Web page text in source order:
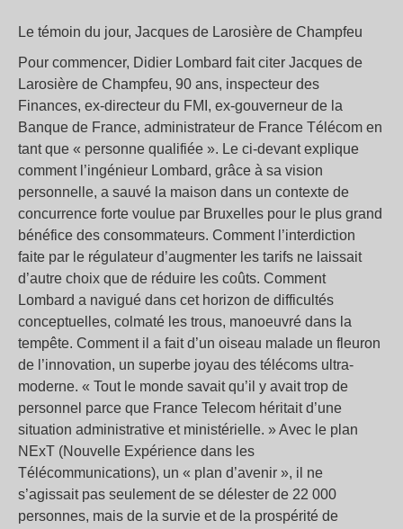
Le témoin du jour, Jacques de Larosière de Champfeu
Pour commencer, Didier Lombard fait citer Jacques de
Larosière de Champfeu, 90 ans, inspecteur des
Finances, ex-directeur du FMI, ex-gouverneur de la
Banque de France, administrateur de France Télécom en
tant que « personne qualifiée ». Le ci-devant explique
comment l’ingénieur Lombard, grâce à sa vision
personnelle, a sauvé la maison dans un contexte de
concurrence forte voulue par Bruxelles pour le plus grand
bénéfice des consommateurs. Comment l’interdiction
faite par le régulateur d’augmenter les tarifs ne laissait
d’autre choix que de réduire les coûts. Comment
Lombard a navigué dans cet horizon de difficultés
conceptuelles, colmaté les trous, manoeuvré dans la
tempête. Comment il a fait d’un oiseau malade un fleuron
de l’innovation, un superbe joyau des télécoms ultra-
moderne. « Tout le monde savait qu’il y avait trop de
personnel parce que France Telecom héritait d’une
situation administrative et ministérielle. » Avec le plan
NExT (Nouvelle Expérience dans les
Télécommunications), un « plan d’avenir », il ne
s’agissait pas seulement de se délester de 22 000
personnes, mais de la survie et de la prospérité de